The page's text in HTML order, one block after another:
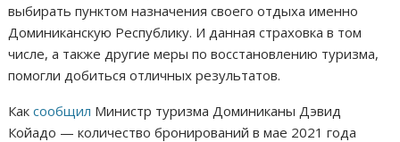
выбирать пунктом назначения своего отдыха именно
Доминиканскую Республику. И данная страховка в том
числе, а также другие меры по восстановлению туризма,
помогли добиться отличных результатов.
Каксообщил Министр туризма Доминиканы Дэвид
Койадо — количество бронирований в мае 2021 года